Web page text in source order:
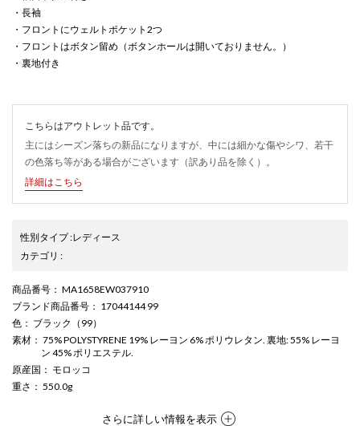
・長袖
・フロントにウェルトポケット2つ
・フロントはボタン留め（ボタンホールは開いておりません。）
・裏地付き
こちらはアウトレット品です。
主にはシーズン落ちの新品になりますが、中には細かな傷やシワ、若干
の色落ち等がある場合がございます（訳あり品を除く）。
詳細はこちら
性別タイプ:レディース
カテゴリ :
商品番号 ： MA1658EW037910
ブランド商品番号 ： 17044144 99
色 ： ブラック（99）
素材 ： 75% POLYSTYRENE 19% レーヨン 6% ポリウレタン. 裏地: 55% レーヨ
ン 45% ポリエステル.
原産国 ： モロッコ
重さ ： 550.0g
さらに詳しい情報を表示